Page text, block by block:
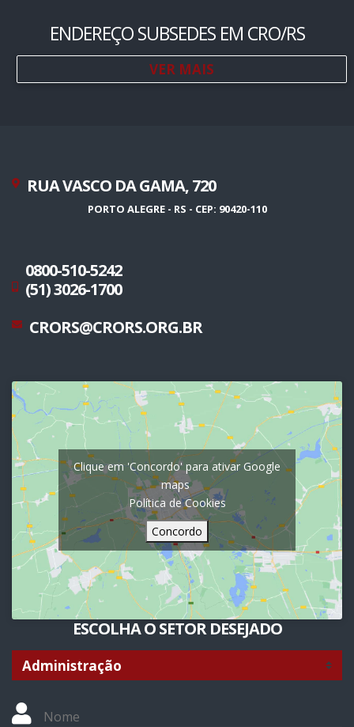
ENDEREÇO SUBSEDES EM CRO/RS
VER MAIS
RUA VASCO DA GAMA, 720
PORTO ALEGRE - RS - CEP: 90420-110
0800-510-5242
(51) 3026-1700
CRORS@CRORS.ORG.BR
Clique em 'Concordo' para ativar Google
maps
Política de Cookies
Concordo
ESCOLHA O SETOR DESEJADO
Nome